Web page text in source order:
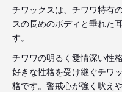
チワックスは、チワワ特有
スの長めのボディと垂れた
す。
チワワの明るく愛情深い性
好きな性格を受け継ぐチワ
格です。警戒心が強く吠え